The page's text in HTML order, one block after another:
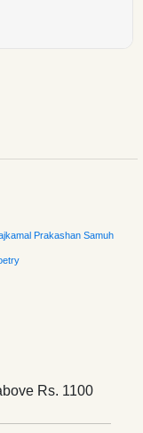
Prakashan Samuh
Rs. 1100